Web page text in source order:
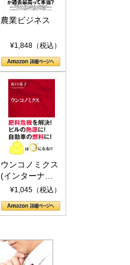
農業ビジネス
¥1,848（税込）
ウンコノミクス
(インターナシ
ョナル新書)
¥1,045（税込）